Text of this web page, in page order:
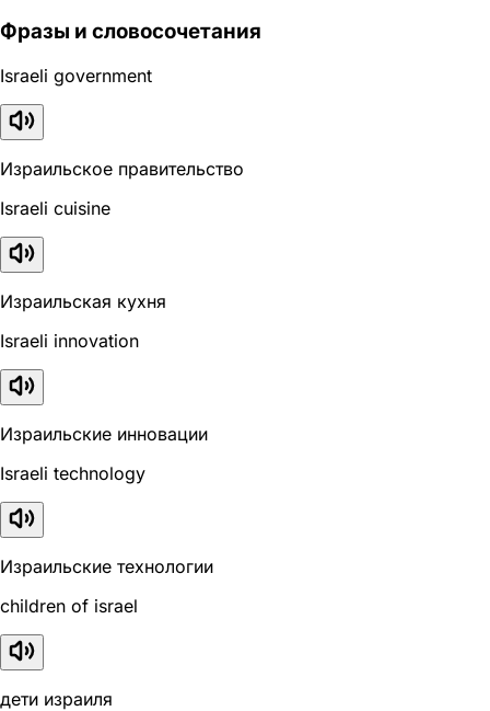
Фразы и словосочетания
Israeli government
Израильское правительство
Israeli cuisine
Израильская кухня
Israeli innovation
Израильские инновации
Israeli technology
Израильские технологии
children of israel
дети израиля